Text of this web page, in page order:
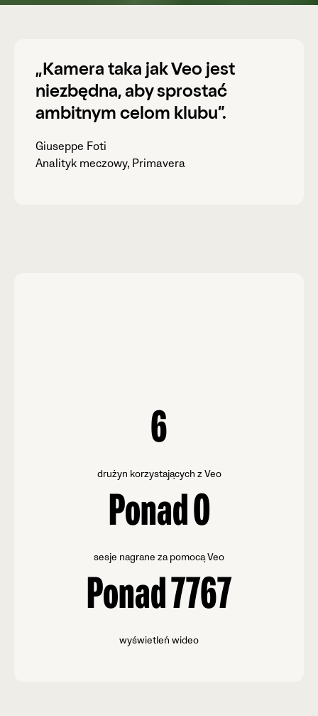
„Kamera taka jak Veo jest
niezbędna, aby sprostać
ambitnym celom klubu”.
Giuseppe Foti
Analityk meczowy, Primavera
6
drużyn korzystających z Veo
Ponad0
sesje nagrane za pomocą Veo
Ponad7767
wyświetleń wideo